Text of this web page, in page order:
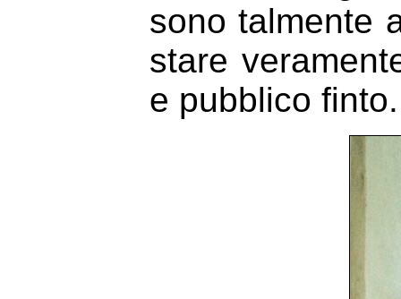
sono talmente
stare
e pubblico finto.